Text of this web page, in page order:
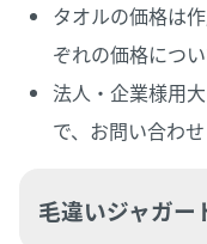
タオルの価格は
ぞれの価格につ
法人・企業様用
で、お問い合わせ
毛違いジャガー